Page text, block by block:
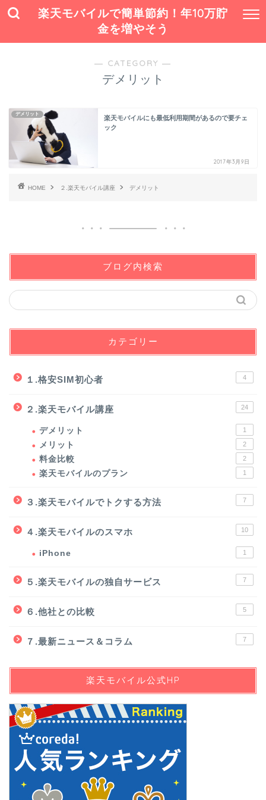
楽天モバイルで簡単節約！年10万貯
金を増やそう
― CATEGORY ―
デメリット
デメリット
楽天モバイルにも最低利用期間があるので要チェ
ック
2017年3月9日
HOME ２.楽天モバイル講座 デメリット
ブログ内検索
カテゴリー
１.格安SIM初心者 4
２.楽天モバイル講座 24
デメリット 1
メリット 2
料金比較 2
楽天モバイルのプラン 1
３.楽天モバイルでトクする方法 7
４.楽天モバイルのスマホ 10
iPhone 1
５.楽天モバイルの独自サービス 7
６.他社との比較 5
７.最新ニュース＆コラム 7
楽天モバイル公式HP